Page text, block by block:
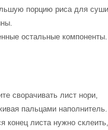
порцию риса для
остальные компоненты.
сворачивать лист нори,
пальцами
конец листа нужно склеить,